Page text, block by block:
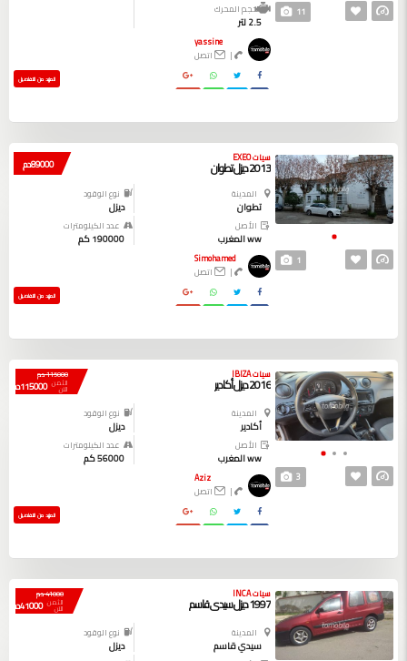
11 حجم المحرك
2.5 لتر
yassine
|
اتصل
المزيد من التفاصيل
1
89000 دم سيات EXEO
2013 ديزل تطوان
المدينة
تطوان
نوع الوقود
ديزل
الأصل
ww المغرب
عدد الكيلومترات
190000 كم
Simohamed
|
اتصل
المزيد من التفاصيل
3
115000 دم
الثمن
الآن 115000 دم
سيات IBIZA
2016 ديزل أكادير
المدينة
أكادير
نوع الوقود
ديزل
الأصل
ww المغرب
عدد الكيلومترات
56000 كم
Aziz
|
اتصل
المزيد من التفاصيل
41000 دم
الثمن
الآن 41000 دم
سيات INCA
1997 ديزل سيدي قاسم
المدينة
سيدي قاسم
نوع الوقود
ديزل